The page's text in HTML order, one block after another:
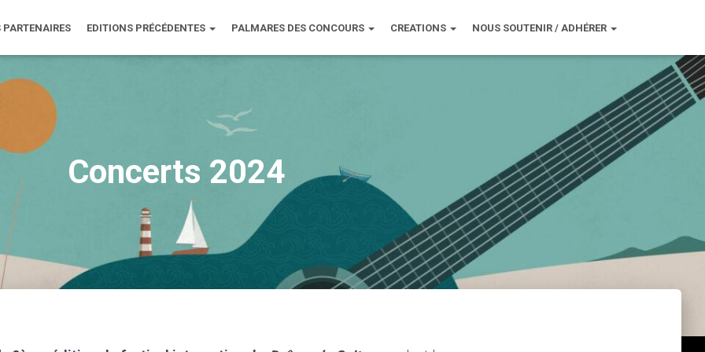
PARTENAIRES EDITIONS PRÉCÉDENTES PALMARES DES CONCOURS CREATIONS NOUS SOUTENIR / ADHÉRER
Concerts 2024